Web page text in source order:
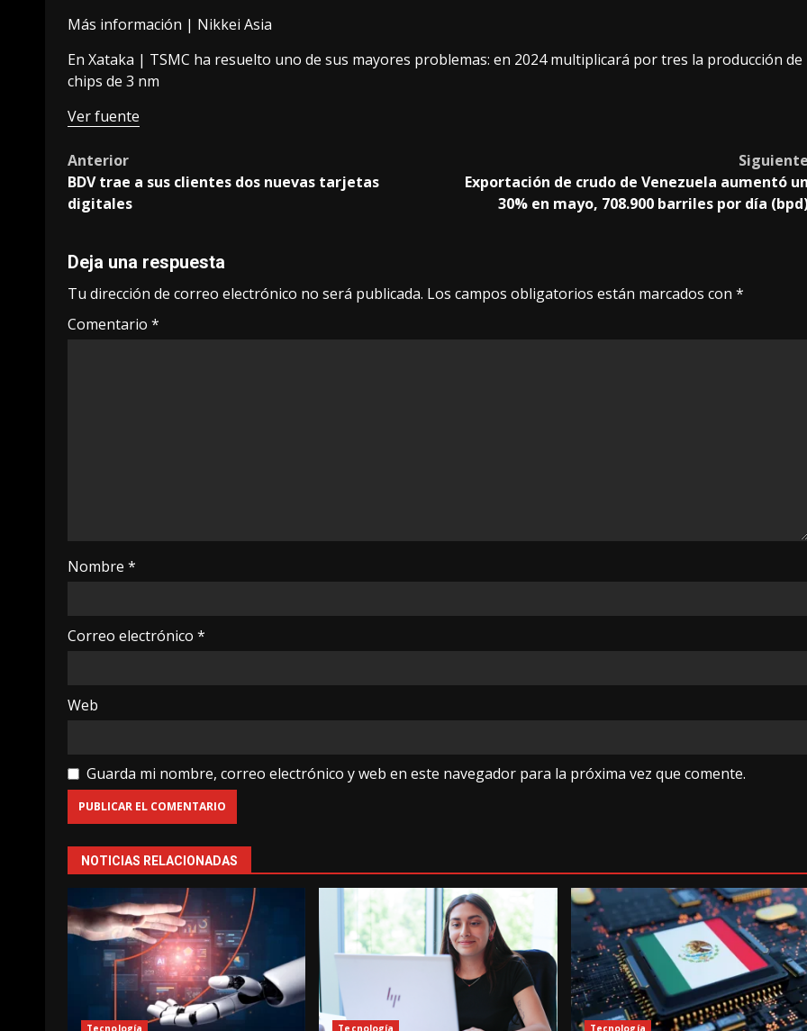
Más información | Nikkei Asia
En Xataka | TSMC ha resuelto uno de sus mayores problemas: en 2024 multiplicará por tres la producción de
chips de 3 nm
Ver fuente
Post
navigation
Anterior
BDV trae a sus clientes dos nuevas tarjetas
digitales
Exportación de crudo de Venezuela aumentó
30% en mayo, 708.900 barriles por día
Deja una respuesta
Tu dirección de correo electrónico no será publicada. Los campos obligatorios están marcados con *
Comentario *
Nombre *
Correo electrónico *
Web
Guarda mi nombre, correo electrónico y web en este navegador para la próxima vez que comente.
NOTICIAS RELACIONADAS
Tecnología Tecnología Tecnología